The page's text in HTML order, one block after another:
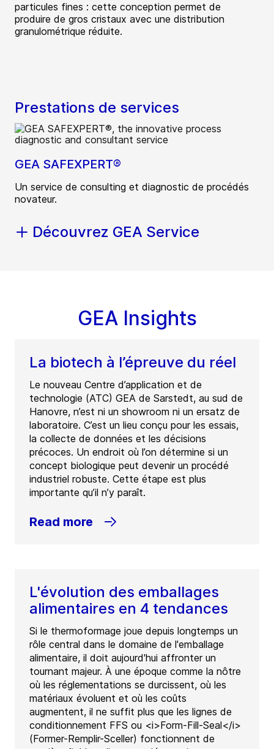
particules fines : cette conception permet de
produire de gros cristaux avec une distribution
granulométrique réduite.
Prestations de services
GEA SAFEXPERT®
Un service de consulting et diagnostic de procédés
novateur.
Découvrez GEA Service
GEA Insights
La biotech à l’épreuve du réel
Le nouveau Centre d’application et de
technologie (ATC) GEA de Sarstedt, au sud de
Hanovre, n’est ni un showroom ni un ersatz de
laboratoire. C’est un lieu conçu pour les essais,
la collecte de données et les décisions
précoces. Un endroit où l’on détermine si un
concept biologique peut devenir un procédé
industriel robuste. Cette étape est plus
importante qu’il n’y paraît.
Read more
L'évolution des emballages
alimentaires en 4 tendances
Si le thermoformage joue depuis longtemps un
rôle central dans le domaine de l'emballage
alimentaire, il doit aujourd'hui affronter un
tournant majeur. À une époque comme la nôtre
où les réglementations se durcissent, où les
matériaux évoluent et où les coûts
augmentent, il ne suffit plus que les lignes de
conditionnement FFS ou <i>Form-Fill-Seal</i>
(Former-Remplir-Sceller) fonctionnent de